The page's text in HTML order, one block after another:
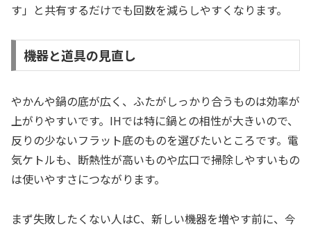
す」と共有するだけでも回数を減らしやすくなります。
機器と道具の見直し
やかんや鍋の底が広く、ふたがしっかり合うものは効率が
上がりやすいです。IHでは特に鍋との相性が大きいので、
反りの少ないフラット底のものを選びたいところです。電
気ケトルも、断熱性が高いものや広口で掃除しやすいもの
は使いやすさにつながります。
まず失敗したくない人はC、新しい機器を増やす前に、今